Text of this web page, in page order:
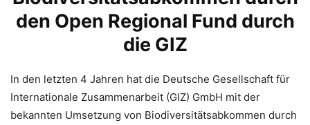
den Open Regional Fund durch
die GIZ
In den letzten 4 Jahren hat die Deutsche Gesellschaft für
Internationale Zusammenarbeit (GIZ) GmbH mit der
bekannten Umsetzung von Biodiversitätsabkommen durch